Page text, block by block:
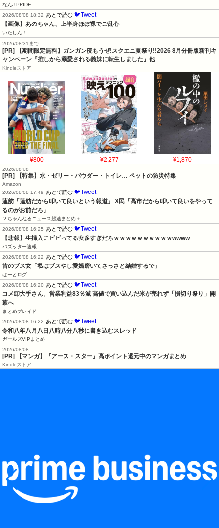
なんJ PRIDE
2026/08/08 18:32
あとで読む 🐦Tweet
【画像】あのちゃん、上半身ほぼ裸でご乱心
いたしん！
2026/08/31まで
[PR] 【期間限定無料】ガンガン読もうぜ!スクエニ夏祭り!!2026 8月分冊版新刊キ
ャンペーン『推しから溺愛される義妹に転生しました』他
Kindleストア
¥800 ¥2,277 ¥1,870
2026/08/08
[PR] 【特集】水・ゼリー・パウダー・トイレ… ペットの防災特集
Amazon
2026/08/08 17:49 あとで読む 🐦Tweet
蓮舫「蓮舫だから叩いて良いという報道」 X民「高市だから叩いて良いをやって
るのがお前だろ」
２ちゃんねるニュース超速まとめ＋
2026/08/08 16:25 あとで読む 🐦Tweet
【悲報】生挿入にビビってる女多すぎだろｗｗｗｗｗｗｗｗｗｗwwww
バズッター速報
2026/08/08 16:22 あとで読む 🐦Tweet
昔のブス女「私はブスやし愛嬌磨いてさっさと結婚するで」
はーとログ
2026/08/08 16:20 あとで読む 🐦Tweet
コメ卸大手さん、営業利益83％減 高値で買い込んだ米が売れず「損切り祭り」開
幕へ
まとめブレイド
2026/08/08 16:22 あとで読む 🐦Tweet
令和八年八月八日八時八分八秒に書き込むスレッド
ガールズVIPまとめ
2026/08/08
[PR] 【マンガ】『アース・スター』高ポイント還元中のマンガまとめ
Kindleストア